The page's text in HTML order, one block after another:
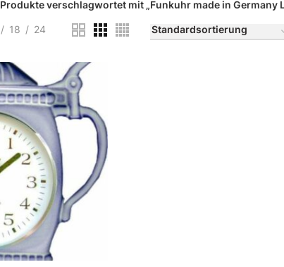
Produkte verschlagwortet mit „Funkuhr made in Germany
18 24